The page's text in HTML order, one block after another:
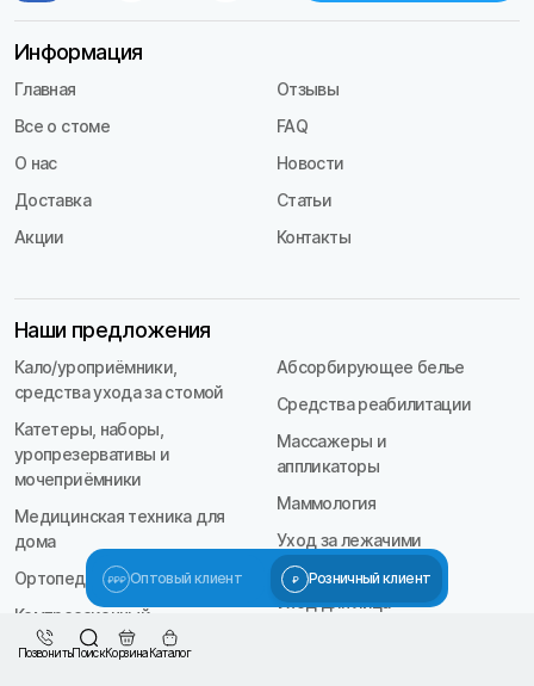
Информация
Главная
Все о стоме
О нас
Доставка
Акции
Отзывы
FAQ
Новости
Статьи
Контакты
Наши предложения
Кало/уроприёмники,
средства ухода за стомой
Катетеры, наборы,
уропрезервативы и
мочеприёмники
Медицинская техника для
дома
Ортопедия
Компрессионный
трикотаж
Абсорбирующее белье
Средства реабилитации
Массажеры и
аппликаторы
Маммология
Уход за лежачими
больными
Уход для лица
Оптовый клиент Розничный клиент
ПозвонитьПоискКорзинаКаталог